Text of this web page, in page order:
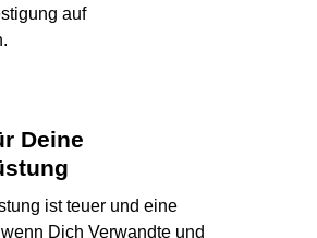
auf
Deine
ist teuer und eine
Dich Verwandte und